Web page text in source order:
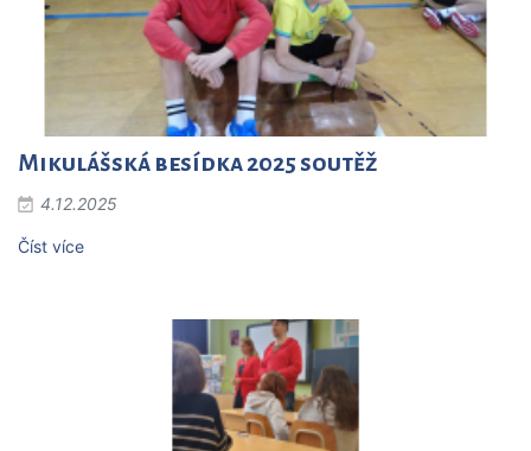
Mikulášská besídka 2025 soutěž
4.12.2025
Číst více